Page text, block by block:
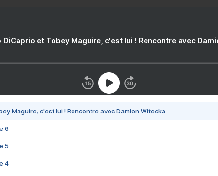
DiCaprio et Tobey Maguire, c'est lui ! Rencontre avec
Maguire, c'est lui ! Rencontre avec Damien Witecka
6
5
4